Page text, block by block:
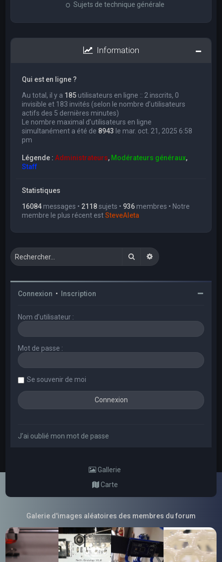
Sujets de technique générale
Information
Qui est en ligne ?
Au total, il y a 185 utilisateurs en ligne :: 2 inscrits, 0
invisible et 183 invités (selon le nombre d’utilisateurs
actifs des 5 dernières minutes)
Le nombre maximal d’utilisateurs en ligne
simultanément a été de 8943 le mar. oct. 21, 2025 6:58
pm
Légende :Administrateurs, Modérateurs généraux,
Staff
Statistiques
16084 messages • 2118sujets • 936 membres • Notre
membre le plus récent estSteveAleta
RechercherRecherche avancée
Connexion • Inscription
Nom d’utilisateur :
Mot de passe :
Se souvenir de moi
J’ai oublié mon mot de passe
Gallerie
Carte
Galerie d'images aléatoires des membres du forum